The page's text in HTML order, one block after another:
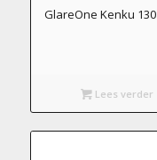
GlareOne Kenku 130
Lees verder